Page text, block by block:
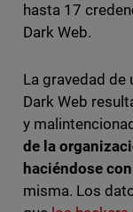
hasta 17
Dark Web.
La gravedad de
Dark Web
y
de la
haciéndose
misma. Los